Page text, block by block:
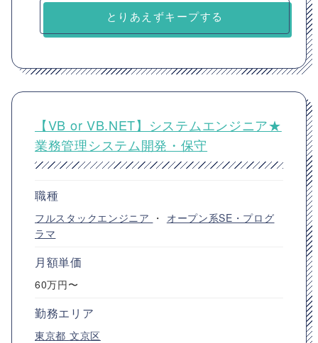
とりあえずキープする
【VB or VB.NET】システムエンジニア★
業務管理システム開発・保守
職種
フルスタックエンジニア ・ オープン系SE・プログ
ラマ
月額単価
60万円〜
勤務エリア
東京都 文京区